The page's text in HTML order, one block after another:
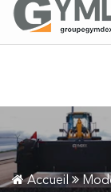
Voir notre
3497 boul. des
Accueil